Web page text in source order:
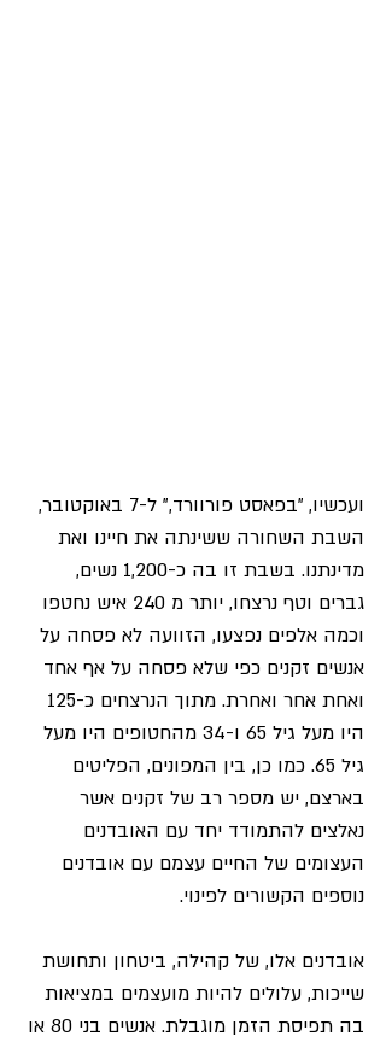
ועכשיו, "בפאסט פורוורד," ל-7 באוקטובר,
השבת השחורה ששינתה את חיינו ואת
מדינתנו. בשבת זו בה כ-1,200 נשים,
גברים וטף נרצחו, יותר מ 240 איש נחטפו
וכמה אלפים נפצעו, הזוועה לא פסחה על
אנשים זקנים כפי שלא פסחה על אף אחד
היו מעל גיל 65 ו-34 מהחטופים היו מעל
גיל 65. כמו כן, בין המפונים, הפליטים
בארצם, יש מספר רב של זקנים אשר
נאלצים להתמודד יחד עם האובדנים
העצומים של החיים עצמם עם אובדנים
נוספים הקשורים לפינוי.
אובדנים אלו, של קהילה, ביטחון ותחושת
שייכות, עלולים להיות מועצמים במציאות
בה תפיסת הזמן מוגבלת. אנשים בני 80 או